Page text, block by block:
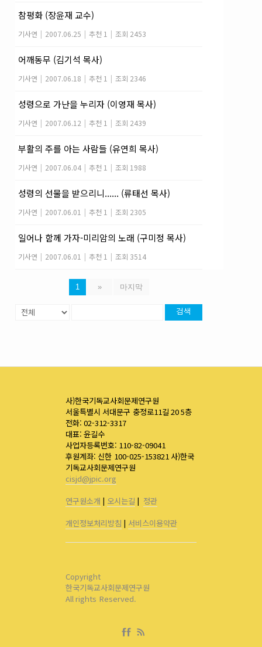
참평화 (장윤재 교수)
기사연 | 2007.06.25 | 추천 1 | 조회 2453
어깨동무 (김기석 목사)
기사연 | 2007.06.18 | 추천 1 | 조회 2346
성령으로 가난을 누리자 (이영재 목사)
기사연 | 2007.06.12 | 추천 1 | 조회 2439
부활의 주를 아는 사람들 (유연희 목사)
기사연 | 2007.06.04 | 추천 1 | 조회 1988
성령의 선물을 받으리니...... (류태선 목사)
기사연 | 2007.06.01 | 추천 1 | 조회 2305
일어나 함께 가자-미리암의 노래 (구미정 목사)
기사연 | 2007.06.01 | 추천 1 | 조회 3514
1 » 마지막
검색
사)한국기독교사회문제연구원
서울특별시 서대문구 충정로11길 20 5층
전화: 02-312-3317
대표: 윤길수
사업자등록번호: 110-82-09041
후원계좌: 신한 100-025-153821 사)한국
기독교사회문제연구원
cisjd@jpic.org
연구원소개 | 오시는길 | 정관
개인정보처리방침 | 서비스이용약관
Copyright
한국기독교사회문제연구원
All rights Reserved.